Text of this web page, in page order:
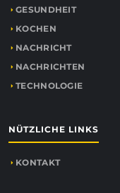
GESUNDHEIT
KOCHEN
NACHRICHT
NACHRICHTEN
TECHNOLOGIE
NÜTZLICHE LINKS
KONTAKT